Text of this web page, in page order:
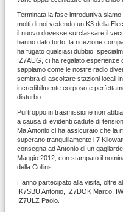
Terminata la fase introduttiva siamo
molti di noi vedendo un K3 della
il nuovo dovesse surclassare il
hanno dato torto, la ricezione
ha fugato qualsiasi dubbio,
IZ7AUG, ci ha regalato esperienze
sappiamo come le nostre radio
sembra di ascoltare stazioni locali
incredibilmente corposo e
disturbo.
Purtroppo in trasmissione non
a causa di evidenti cadute di
Ma Antonio ci ha assicurato che la
superano tranquillamente i 7
consegna ad Antonio di un
Maggio 2012, con stampato il
della Collins.
Hanno partecipato alla visita, oltre
IK7SBU Antonio, IZ7DOK Marco,
IZ7ULZ Paolo.